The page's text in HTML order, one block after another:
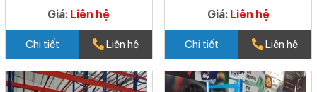
Giá: Liên hệ
Chi tiết Liên hệ
Giá: Liên hệ
Chi tiết Liên hệ